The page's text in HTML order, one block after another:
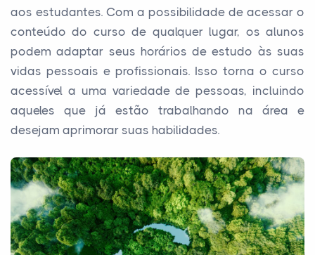
aos estudantes. Com a possibilidade de acessar o
conteúdo do curso de qualquer lugar, os alunos
podem adaptar seus horários de estudo às suas
vidas pessoais e profissionais. Isso torna o curso
acessível a uma variedade de pessoas, incluindo
aqueles que já estão trabalhando na área e
desejam aprimorar suas habilidades.